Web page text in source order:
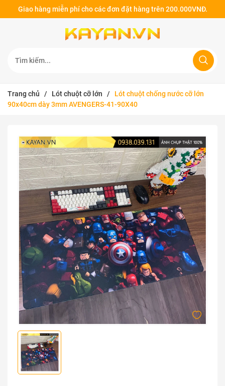
Giao hàng miễn phí cho các đơn đặt hàng trên 200.000VNĐ.
Trang chủ / Lót chuột cỡ lớn /
Lót chuột chống nước cỡ lớn
90x40cm dày 3mm AVENGERS-41-90X40